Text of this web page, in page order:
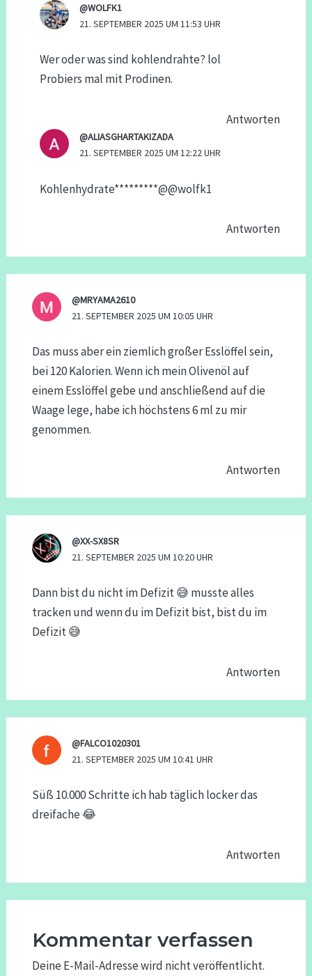
@WOLFK1
21. SEPTEMBER 2025 UM 11:53 UHR
Wer oder was sind kohlendrahte? lol
Probiers mal mit Prodinen.
Antworten
@ALIASGHARTAKIZADA
21. SEPTEMBER 2025 UM 12:22 UHR
Kohlenhydrate*********​@@wolfk1
Antworten
@MRYAMA2610
21. SEPTEMBER 2025 UM 10:05 UHR
Das muss aber ein ziemlich großer Esslöffel sein,
bei 120 Kalorien. Wenn ich mein Olivenöl auf
einem Esslöffel gebe und anschließend auf die
Waage lege, habe ich höchstens 6 ml zu mir
genommen.
Antworten
@XX-SX8SR
21. SEPTEMBER 2025 UM 10:20 UHR
Dann bist du nicht im Defizit 😅 musste alles
tracken und wenn du im Defizit bist, bist du im
Defizit 😅
Antworten
@FALCO1020301
21. SEPTEMBER 2025 UM 10:41 UHR
Süß 10.000 Schritte ich hab täglich locker das
dreifache 😂
Antworten
Kommentar verfassen
Deine E-Mail-Adresse wird nicht veröffentlicht.